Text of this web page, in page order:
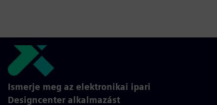
Ismerje meg az elektronikai ipari
Designcenter alkalmazást